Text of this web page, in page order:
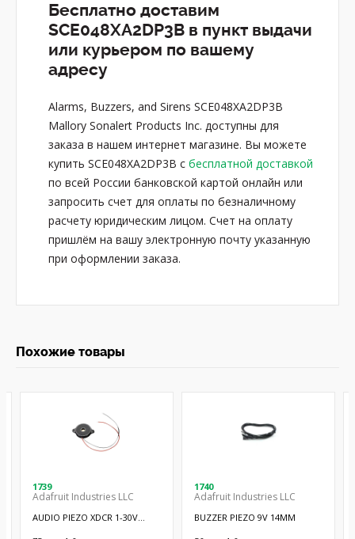
Бесплатно доставим
SCE048XA2DP3B в пункт выдачи
или курьером по вашему
адресу
Alarms, Buzzers, and Sirens SCE048XA2DP3B
Mallory Sonalert Products Inc. доступны для
заказа в нашем интернет магазине. Вы можете
купить SCE048XA2DP3B с бесплатной доставкой
по всей России банковской картой онлайн или
запросить счет для оплаты по безналичному
расчету юридическим лицом. Счет на оплату
пришлём на вашу электронную почту указанную
при оформлении заказа.
Похожие товары
1739
Adafruit Industries LLC
AUDIO PIEZO XDCR 1-30V
1740
Adafruit Industries LLC
BUZZER PIEZO 9V 14MM